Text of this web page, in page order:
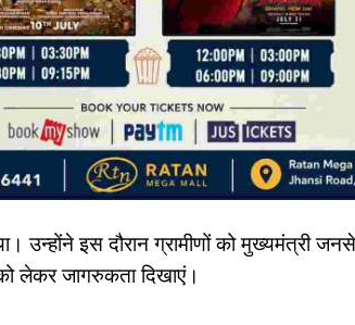
उन्होंने इस दौरान ग्रामीणों को मुख्यमंत्री
लेकर जागरुकता दिखाएं।